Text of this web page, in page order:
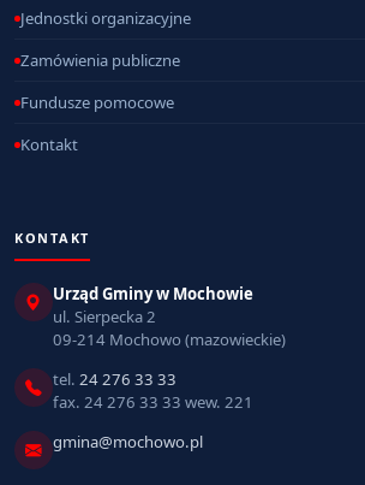
Jednostki organizacyjne
Zamówienia publiczne
Fundusze pomocowe
Kontakt
KONTAKT
Urząd Gminy w Mochowie
ul. Sierpecka 2
09-214 Mochowo (mazowieckie)
tel. 24 276 33 33
fax. 24 276 33 33 wew. 221
gmina@mochowo.pl